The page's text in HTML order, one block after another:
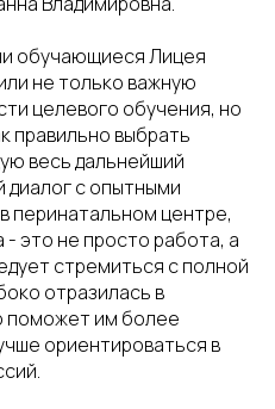
обучающиеся Лицея
не только важную
целевого обучения, но
правильно выбрать
весь дальнейший
диалог с опытными
перинатальном центре,
- это не просто работа, а
стремиться с полной
отразилась в
поможет им более
ориентироваться в